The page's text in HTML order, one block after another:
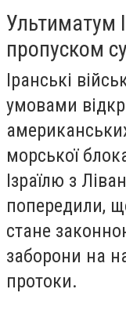
Ультиматум
пропуском
Іранські
умовами
морської
Ізраїлю з
попередили,
стане
заборони на
протоки.